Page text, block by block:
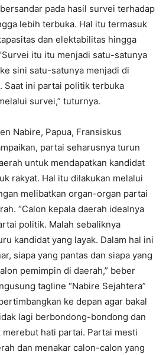
pada hasil survei terhadap
lebih terbuka. Hal itu termasuk
dan elektabilitas hingga
itu itu menjadi satu-satunya
sini satu-satunya menjadi di
Saat ini partai politik terbuka
survei,” tuturnya.
Nabire, Papua, Fransiskus
partai seharusnya turun
untuk mendapatkan kandidat
rakyat. Hal itu dilakukan melalui
melibatkan organ-organ partai
“Calon kepala daerah idealnya
politik. Malah sebaliknya
kandidat yang layak. Dalam hal ini
siapa yang pantas dan siapa yang
pemimpin di daerah,” beber
tagline “Nabire Sejahtera”
ke depan agar bakal
lagi berbondong-bondong dan
hati partai. Partai mesti
dan menakar calon-calon yang